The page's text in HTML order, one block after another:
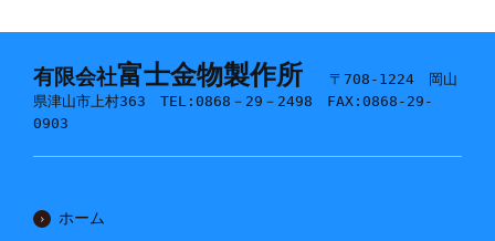
有限会社富士金物製作所
〒708-1224 岡山
県津山市上村363 TEL:0868－29－2498 FAX:0868-29-
0903
ホーム